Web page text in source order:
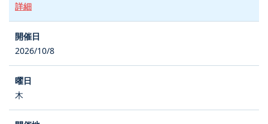
詳細
2026/10/8
木